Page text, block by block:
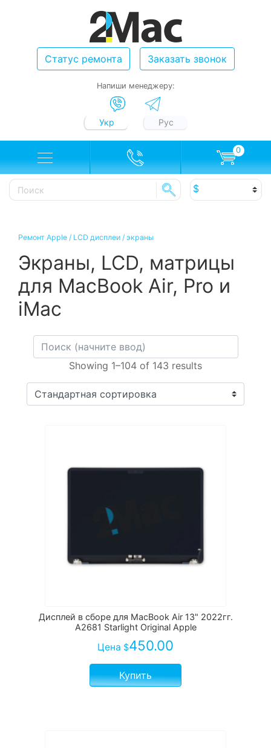
Статус ремонта Заказать звонок
Напиши менеджеру:
Укр Рус
0
Ремонт Apple / LCD дисплеи / экраны
Экраны, LCD, матрицы
для MacBook Air, Pro и
iMac
Showing 1–104 of 143 results
Дисплей в сборе для MacBook Air 13" 2022гг.
A2681 Starlight Original Apple
Цена $450.00
Купить